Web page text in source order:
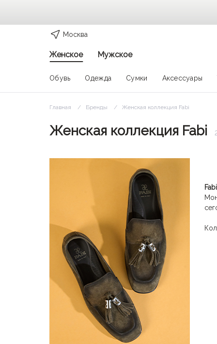
Главная Бренды Женская коллекция Fabi
Женская коллекция Fabi
Fabi
Москва
Женское Мужское
Обувь Одежда Сумки Аксессуары